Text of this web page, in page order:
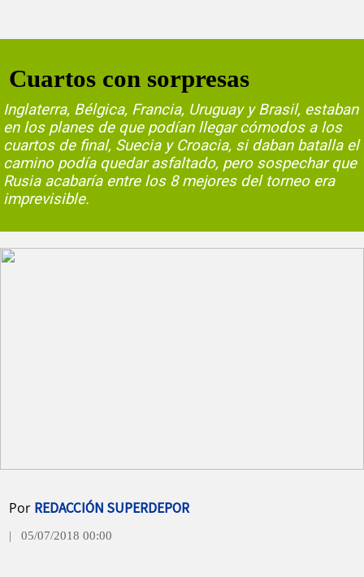
Cuartos con sorpresas
Inglaterra, Bélgica, Francia, Uruguay y Brasil, estaban
en los planes de que podían llegar cómodos a los
cuartos de final, Suecia y Croacia, si daban batalla el
camino podía quedar asfaltado, pero sospechar que
Rusia acabaría entre los 8 mejores del torneo era
imprevisible.
Por REDACCIÓN SUPERDEPOR
| 05/07/2018 00:00